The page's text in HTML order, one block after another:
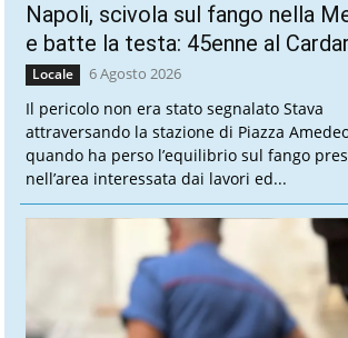
Napoli, scivola sul fango nella
e batte la testa: 45enne al
Locale 6 Agosto 2026
Il pericolo non era stato segnalato Stava
attraversando la stazione di Piazza
quando ha perso l’equilibrio sul fango
nell’area interessata dai lavori ed...